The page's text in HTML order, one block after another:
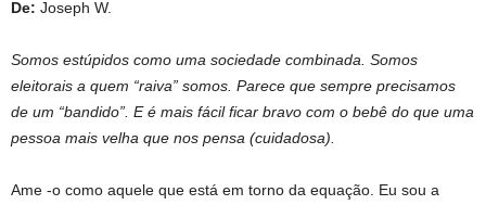
De: Joseph W.
Somos estúpidos como uma sociedade combinada. Somos
eleitorais a quem “raiva” somos. Parece que sempre precisamos
de um “bandido”. E é mais fácil ficar bravo com o bebê do que uma
pessoa mais velha que nos pensa (cuidadosa).
Ame -o como aquele que está em torno da equação. Eu sou a